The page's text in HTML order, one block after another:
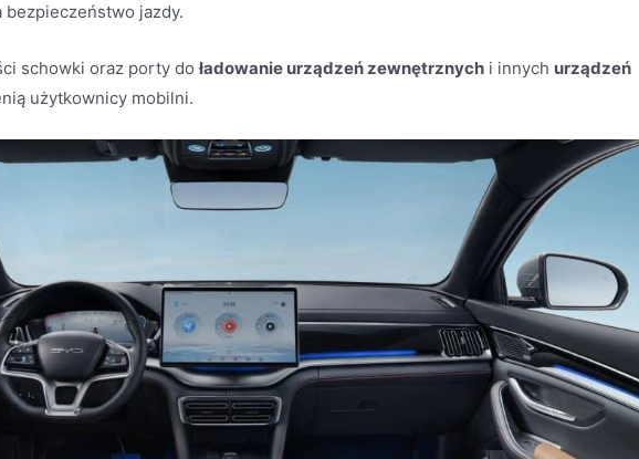
jazdy.
schowki oraz porty do ładowanie urządzeń zewnętrznych i innych urządzeń
użytkownicy mobilni.